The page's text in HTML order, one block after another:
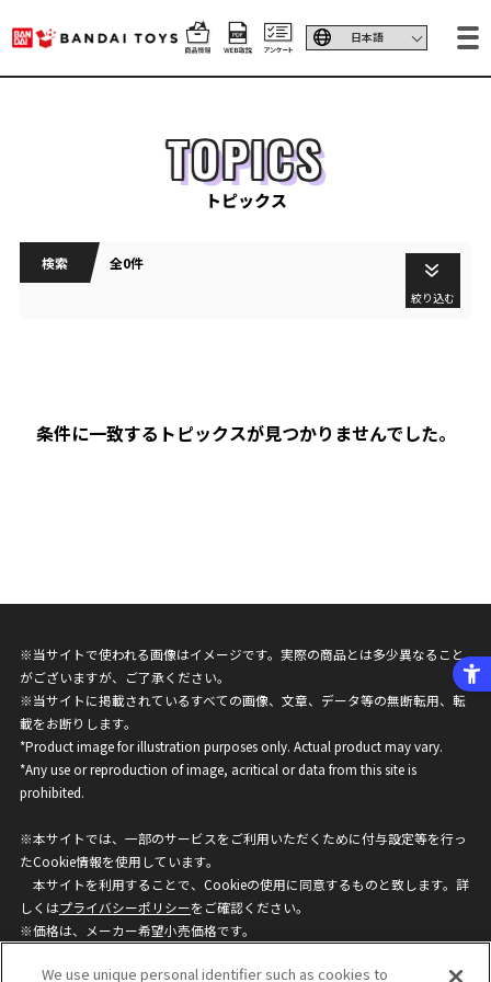
TOPICS
トピックス
検索 全0件
絞り込む
条件に一致するトピックスが見つかりませんでした。
※当サイトで使われる画像はイメージです。実際の商品とは多少異なること
がございますが、ご了承ください。
※当サイトに掲載されているすべての画像、文章、データ等の無断転用、転
載をお断りします。
*Product image for illustration purposes only. Actual product may vary.
*Any use or reproduction of image, acritical or data from this site is
prohibited.
※本サイトでは、一部のサービスをご利用いただくために付与設定等を行っ
たCookie情報を使用しています。
本サイトを利用することで、Cookieの使用に同意するものと致します。詳
しくはプライバシーポリシーをご確認ください。
※価格は、メーカー希望小売価格です。
ざいますのでご了承ください。
We use unique personal identifier such as cookies to